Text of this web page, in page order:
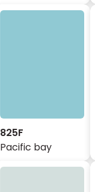
825F
Pacific bay